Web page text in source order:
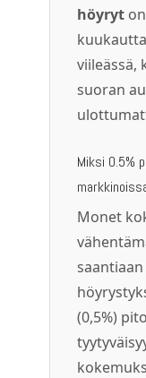
höyryt
viileässä,
suoran
Miksi 0.5%
Monet
(0,5%)